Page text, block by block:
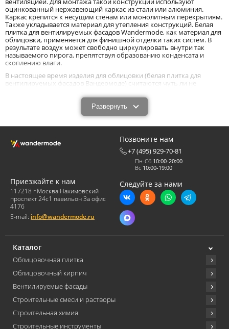
вентиляцией. Для монтажа такой конструкции используют
оцинкованный нержавеющий каркас из стали или алюминия.
Каркас крепится к несущим стенам или монолитным перекрытиям.
Также укладывается материал для утепления конструкций. Белая
плитка для вентилируемых фасадов Wandermode, как материал для
облицовки, применяется для финишной отделки таких систем. В
результате воздух может свободно циркулировать внутри так
называемого пирога, препятствуя образованию конденсата и
скоплению влаги.
В настоящее время изделия для облицовки (белая плитка для
вентилируемых фасадов Вандермоде) считаются чуть ли не
такого минерального материала превзойдет все ожидания
дизайнера, архитектора, или декоратора.
Наш облицовочный материал (белая плитка для вентилируемых
фасадов Вандермоде) производится по уникальной европейской
ручной формовке, и качественным составляющим он обладает
улучшенными характеристиками. При этом также не уступает
немецким и итальянским изделиям: клинкеру и керамике. Вместе с
тем ее стоимость значительно выигрывает в сравнении со
стоимостью продукции европейских производителей.
Белая плитка для вентилируемых фасадов
Вандермоде: основные характеристики и
применение.
Развернуть
Позвоните нам
+7 (495) 929-70-81
Пн-Сб 10:00-20:00
Вс 10:00-19:00
Приезжайте к нам
117218 г.Москва Нахимовский
проспект 24с1 павильон 3а офис
417б
E-mail: info@wandermode.ru
Следуйте за нами
Каталог
Облицовочная плитка
Облицовочный кирпич
Вентилируемые фасады
Строительные смеси и растворы
Строительная химия
Строительные инструменты